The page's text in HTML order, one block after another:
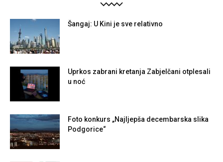
Šangaj: U Kini je sve relativno
Uprkos zabrani kretanja Zabjelčani otplesali
u noć
Foto konkurs „Najljepša decembarska slika
Podgorice“